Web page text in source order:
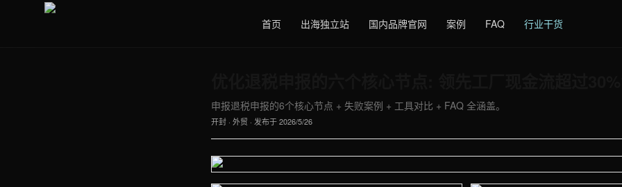
首页 出海独立站 国内品牌官网 案例 FAQ 行业干货
申报退税申报的6个核心节点 + 失败案例 + 工具对比 + FAQ 全涵盖。
开封 · 外贸 · 发布于2026/5/26